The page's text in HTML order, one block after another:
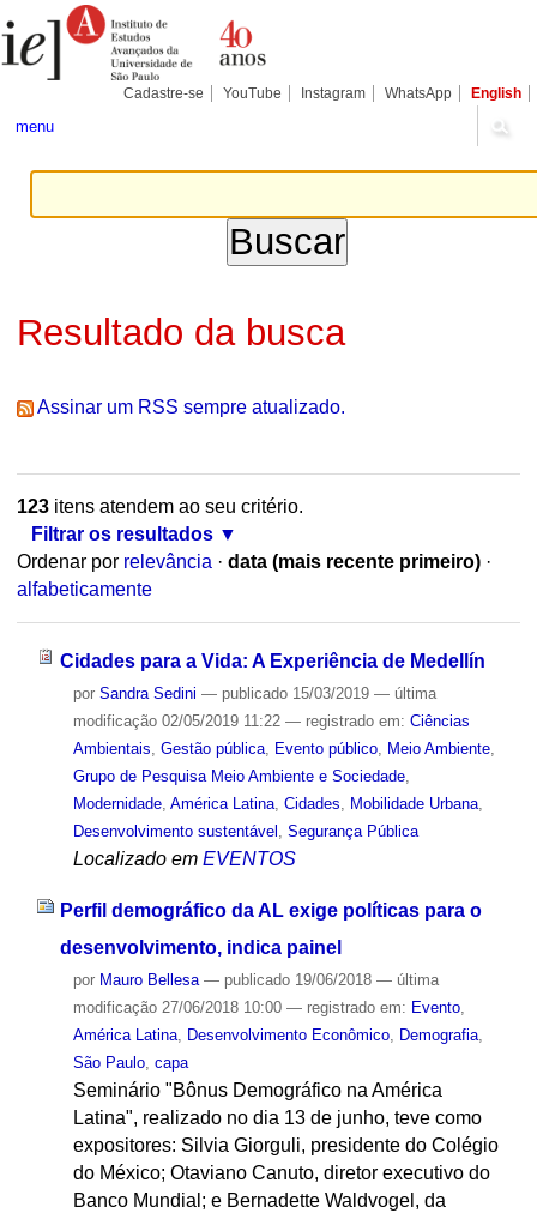
para
conteúdo.
Pessoais
Cadastre-se YouTube Instagram WhatsApp English
menu
Resultado da busca
Assinar um RSS sempre atualizado.
123itens atendem ao seu critério.
Filtrar os resultados
Ordenar por relevância · data (mais recente primeiro) ·
alfabeticamente
Cidades para a Vida: A Experiência de Medellín
por Sandra Sedini — publicado15/03/2019 — última
modificação02/05/2019 11:22 — registrado em: Ciências
Ambientais Gestão pública, Evento público, Meio Ambiente,
Grupo de Pesquisa Meio Ambiente e Sociedade,
Modernidade, América Latina, Cidades Mobilidade Urbana,
Desenvolvimento sustentável
Segurança Pública
Localizado em EVENTOS
Perfil demográfico da AL exige políticas para o
desenvolvimento, indica painel
por Mauro Bellesa — publicado19/06/2018 — última
modificação27/06/2018 10:00 — registrado em: Evento,
América Latina, Desenvolvimento Econômico, Demografia,
São Paulo, capa
Seminário "Bônus Demográfico na América
Latina", realizado no dia 13 de junho, teve como
expositores: Silvia Giorguli, presidente do Colégio
do México; Otaviano Canuto, diretor executivo do
Banco Mundial; e Bernadette Waldvogel, da